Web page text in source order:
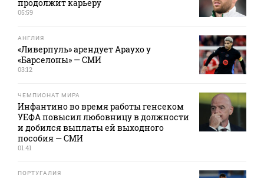
продолжит карьеру
05:59
АНГЛИЯ
«Ливерпуль» арендует Араухо у
«Барселоны» — СМИ
03:12
ЧЕМПИОНАТ МИРА
Инфантино во время работы генсеком
УЕФА повысил любовницу в должности
и добился выплаты ей выходного
пособия — СМИ
01:41
ПОРТУГАЛИЯ